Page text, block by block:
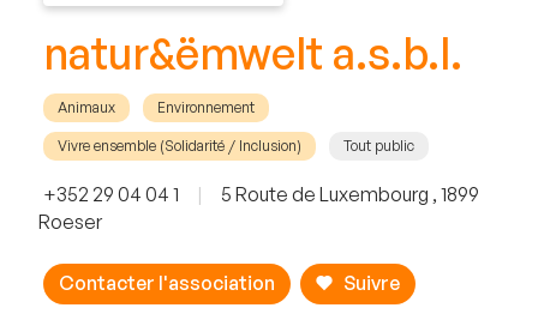
natur&ëmwelt a.s.b.l.
Animaux Environnement
Vivre ensemble (Solidarité / Inclusion) Tout public
+352 29 04 04 1 |
5 Route de Luxembourg , 1899
Roeser
Contacter l'association Suivre